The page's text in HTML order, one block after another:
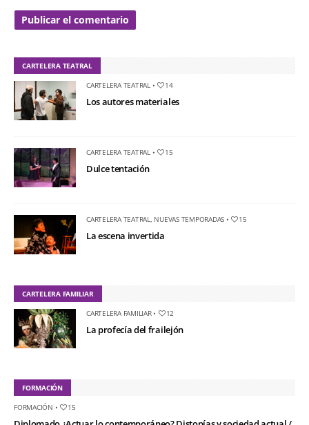
CARTELERA TEATRAL
CARTELERA TEATRAL• 14
Los autores materiales
CARTELERA TEATRAL• 15
Dulce tentación
CARTELERA TEATRAL, NUEVAS TEMPORADAS • 15
La escena invertida
CARTELERA FAMILIAR
CARTELERA FAMILIAR• 12
La profecía del frailejón
FORMACIÓN
FORMACIÓN • 15